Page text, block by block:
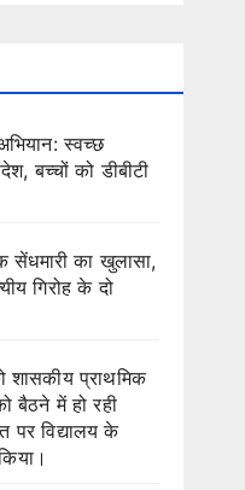
स्वच्छ
बच्चों को डीबीटी
सेंधमारी का खुलासा,
गिरोह के दो
शासकीय प्राथमिक
बैठने में हो रही
पर विद्यालय के